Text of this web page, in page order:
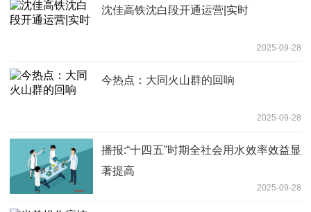
沈佳高铁沈白段开通运营|实时
2025-09-28
今热点：大同火山群的回响
2025-09-28
播报:“十四五”时期全社会用水效率效益显
著提高
2025-09-28